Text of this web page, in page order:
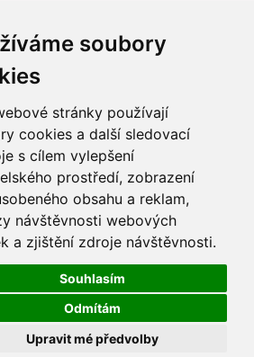
soubory
stránky používají
cookies a další sledovací
s cílem vylepšení
prostředí, zobrazení
obsahu a reklam,
návštěvnosti webových
a zjištění zdroje návštěvnosti.
Souhlasím
Odmítám
Upravit mé předvolby
pro zaměstnance
s.r.o.
tržeb je prodávající povinen vystavit
je povinen zaevidovat přijatou tržbu u
technického výpadku pak nejpozději
do 48 hodin.